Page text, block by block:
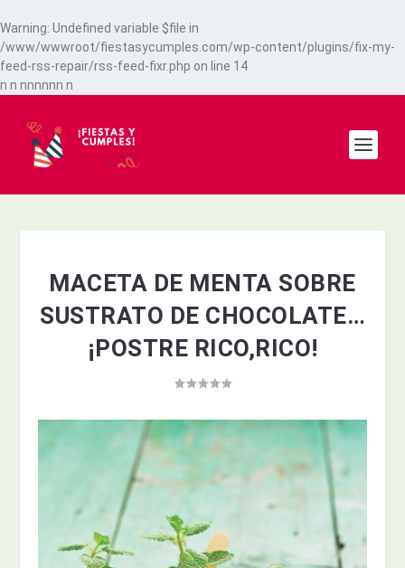
Warning: Undefined variable $file in
/www/wwwroot/fiestasycumples.com/wp-content/plugins/fix-my-
feed-rss-repair/rss-feed-fixr.php on line 14
n n nnnnnn n
MACETA DE MENTA SOBRE
SUSTRATO DE CHOCOLATE…
¡POSTRE RICO,RICO!